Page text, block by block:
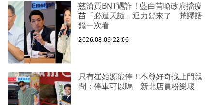
慈濟買BNT遇詐！藍白昔嗆政府擋疫
苗「必遭天譴」迴力鏢來了 荒謬語
錄一次看
2026.08.06 22:06
只有崔始源能停！本尊好奇找上門親
問：停車可以嗎 新北店員粉樂壞